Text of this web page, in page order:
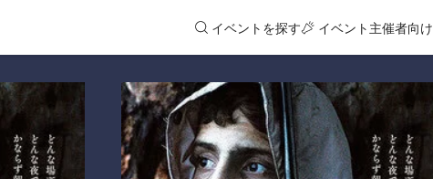
イベントを探す イベント主催者向け